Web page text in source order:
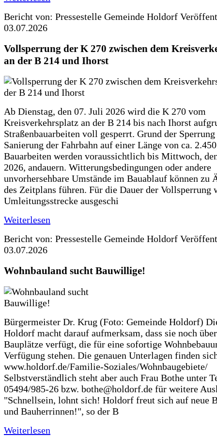
Bericht von: Pressestelle Gemeinde Holdorf
03.07.2026
Vollsperrung der K 270 zwischen dem
an der B 214 und Ihorst
Ab Dienstag, den 07. Juli 2026 wird die K 270 vom
Kreisverkehrsplatz an der B 214 bis nach Ihorst
Straßenbauarbeiten voll gesperrt. Grund der
Sanierung der Fahrbahn auf einer Länge von ca.
Bauarbeiten werden voraussichtlich bis Mittwoch,
2026, andauern. Witterungsbedingungen oder andere
unvorhersehbare Umstände im Bauablauf können zu
des Zeitplans führen. Für die Dauer der Vollsperrung
Umleitungsstrecke ausgeschi
Weiterlesen
Bericht von: Pressestelle Gemeinde Holdorf
03.07.2026
Wohnbauland sucht Bauwillige!
Bürgermeister Dr. Krug (Foto: Gemeinde Holdorf)
Holdorf macht darauf aufmerksam, dass sie noch
Bauplätze verfügt, die für eine sofortige
Verfügung stehen. Die genauen Unterlagen finden
www.holdorf.de/Familie-Soziales/Wohnbaugebiete/
Selbstverständlich steht aber auch Frau Bothe unter
05494/985-26 bzw. bothe@holdorf.de für weitere
"Schnellsein, lohnt sich! Holdorf freut sich auf neue
und Bauherrinnen!", so der B
Weiterlesen